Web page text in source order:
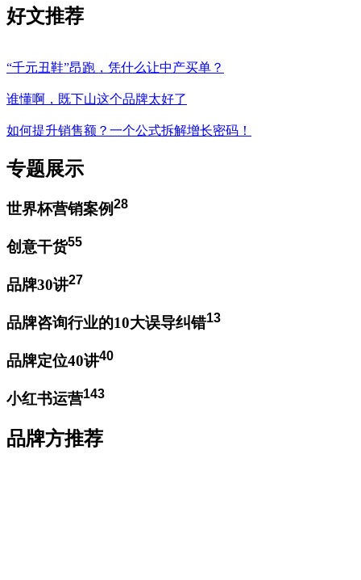
好文推荐
“千元丑鞋”昂跑，凭什么让中产买单？
谁懂啊，既下山这个品牌太好了
如何提升销售额？一个公式拆解增长密码！
专题展示
世界杯营销案例28
创意干货55
品牌30讲27
品牌咨询行业的10大误导纠错13
品牌定位40讲40
小红书运营143
品牌方推荐